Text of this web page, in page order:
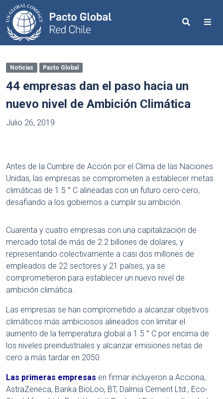
Search
Noticias Pacto Global
44 empresas dan el paso hacia un
nuevo nivel de Ambición Climática
Julio 26, 2019
Antes de la Cumbre de Acción por el Clima de las Naciones
Unidas, las empresas se comprometen a establecer metas
climáticas de 1.5 ° C alineadas con un futuro cero-cero,
desafiando a los gobiernos a cumplir su ambición.
Cuarenta y cuatro empresas con una capitalización de
mercado total de más de 2.2 billones de dolares, y
representando colectivamente a casi dos millones de
empleados de 22 sectores y 21 países, ya se
comprometieron para establecer un nuevo nivel de
ambición climática.
Las empresas se han comprometido a alcanzar objetivos
climáticos más ambiciosos alineados con limitar el
aumento de la temperatura global a 1.5 ° C por encima de
los niveles preindustriales y alcanzar emisiones netas de
cero a más tardar en 2050.
Las primeras empresas en firmar incluyeron a Acciona,
AstraZeneca, Banka BioLoo, BT, Dalmia Cement Ltd., Eco-